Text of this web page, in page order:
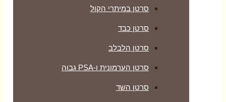
סרטן במיתרי הקול
סרטן כבד
סרטן הלבלב
סרטן הערמונית ו-PSA גבוה
סרטן השד